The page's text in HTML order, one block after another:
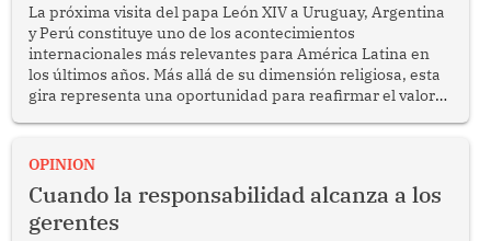
La próxima visita del papa León XIV a Uruguay, Argentina
y Perú constituye uno de los acontecimientos
internacionales más relevantes para América Latina en
los últimos años. Más allá de su dimensión religiosa, esta
gira representa una oportunidad para reafirmar el valor
enfrenta desafíos en materia de desarrollo, cohesión
OPINION
Cuando la responsabilidad alcanza a los
gerentes